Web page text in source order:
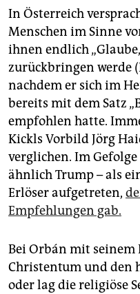
In Österreich
Menschen im Sinne
ihnen endlich
zurückbringen werde
nachdem er sich im
bereits mit dem Satz
empfohlen hatte.
Kickls Vorbild Jörg
verglichen. Im
ähnlich Trump – als
Erlöser aufgetreten,
Empfehlungen gab.
Bei Orbán mit seinem
Christentum und den
oder lag die religiöse